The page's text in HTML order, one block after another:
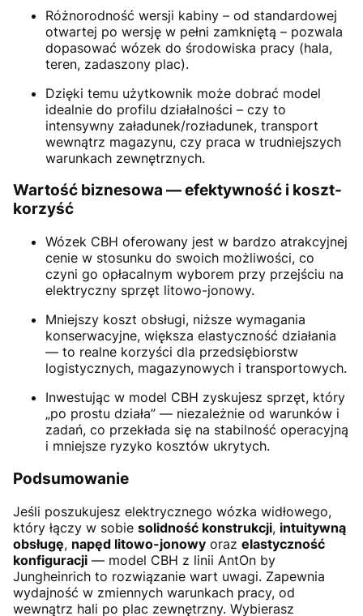
Różnorodność wersji kabiny – od standardowej
otwartej po wersję w pełni zamkniętą – pozwala
dopasować wózek do środowiska pracy (hala,
teren, zadaszony plac).
Dzięki temu użytkownik może dobrać model
idealnie do profilu działalności – czy to
intensywny załadunek/rozładunek, transport
wewnątrz magazynu, czy praca w trudniejszych
warunkach zewnętrznych.
Wartość biznesowa — efektywność i koszt-
korzyść
Wózek CBH oferowany jest w bardzo atrakcyjnej
cenie w stosunku do swoich możliwości, co
czyni go opłacalnym wyborem przy przejściu na
elektryczny sprzęt litowo-jonowy.
Mniejszy koszt obsługi, niższe wymagania
konserwacyjne, większa elastyczność działania
— to realne korzyści dla przedsiębiorstw
logistycznych, magazynowych i transportowych.
Inwestując w model CBH zyskujesz sprzęt, który
„po prostu działa” — niezależnie od warunków i
zadań, co przekłada się na stabilność operacyjną
i mniejsze ryzyko kosztów ukrytych.
Podsumowanie
Jeśli poszukujesz elektrycznego wózka widłowego,
który łączy w sobie solidność konstrukcji, intuitywną
obsługę, napęd litowo-jonowy oraz elastyczność
konfiguracji — model CBH z linii AntOn by
Jungheinrich to rozwiązanie wart uwagi. Zapewnia
wydajność w zmiennych warunkach pracy, od
wewnątrz hali po plac zewnętrzny. Wybierasz